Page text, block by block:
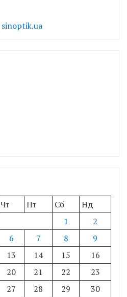
sinoptik.ua
Чт Пт Сб
Нд
1
2
6 7 8
9
13 14 15
16
20 21 22
23
27 28 29
30